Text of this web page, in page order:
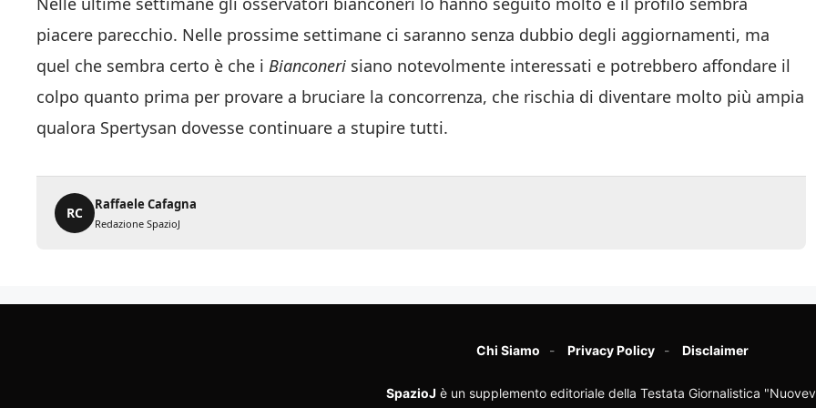
piacere parecchio. Nelle prossime settimane ci saranno senza dubbio degli aggiornamenti, ma
quel che sembra certo è che i Bianconeri siano notevolmente interessati e potrebbero affondare il
colpo quanto prima per provare a bruciare la concorrenza, che rischia di diventare molto più ampia
qualora Spertysan dovesse continuare a stupire tutti.
RC
Raffaele Cafagna
Redazione SpazioJ
Chi Siamo Privacy Policy Disclaimer
SpazioJ è un supplemento editoriale della Testata Giornalistica